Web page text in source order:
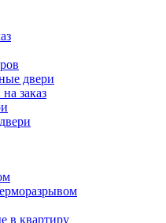
двери
заказ
в квартиру